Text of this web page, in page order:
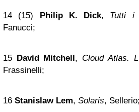
14 (15) Philip K. Dick, Tutti i
Fanucci;
15 David Mitchell, Cloud Atlas.
Frassinelli;
16 Stanislaw Lem, Solaris, Sellerio;